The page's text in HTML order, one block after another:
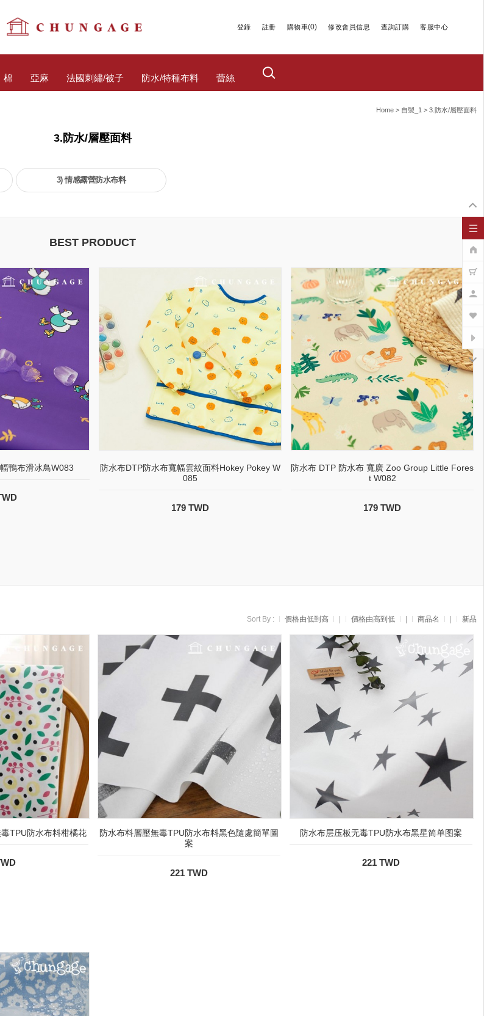
登錄 註冊 購物車(0) 修改會員信息 查詢訂購 客服中心
棉 亞麻 法國刺繡/被子 防水/特種布料 蕾絲
Home > 自製_1 > 3.防水/層壓面料
3.防水/層壓面料
3) 情感露營防水布料
BEST PRODUCT
鴨布滑冰鳥W083
防水布DTP防水布寬幅雲紋面料Hokey Pokey W
085
179 TWD
防水布 DTP 防水布 寬廣 Zoo Group Little Fores
t W082
179 TWD
Sort By : 價格由低到高 價格由高到低 商品名 新品
TPU防水布料柑橘花
防水布料層壓無毒TPU防水布料黑色隨處簡單圖
案
221 TWD
防水布层压板无毒TPU防水布黑星简单图案
221 TWD